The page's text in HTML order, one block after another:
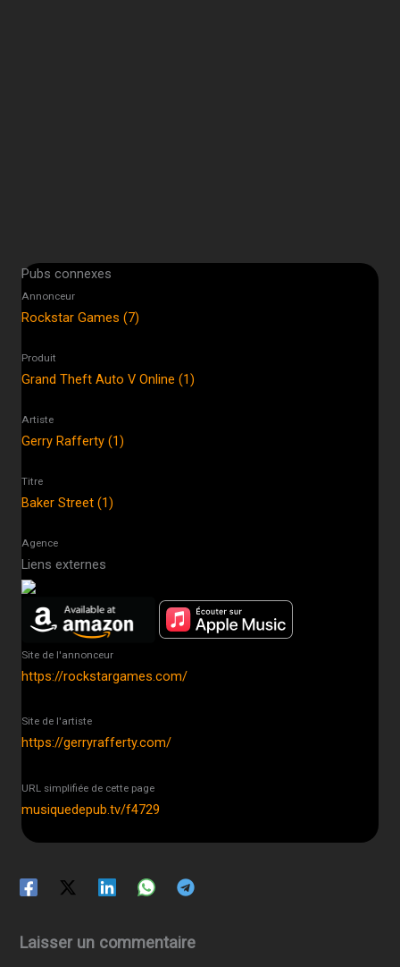
Pubs connexes
Annonceur
Rockstar Games (7)
Produit
Grand Theft Auto V Online (1)
Artiste
Gerry Rafferty (1)
Titre
Baker Street (1)
Agence
Liens externes
Site de l'annonceur
https://rockstargames.com/
Site de l'artiste
https://gerryrafferty.com/
URL simplifiée de cette page
musiquedepub.tv/f4729
Laisser un commentaire